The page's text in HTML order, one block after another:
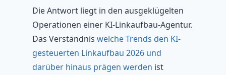
Die Antwort liegt in den ausgeklügelten
Operationen einer KI-Linkaufbau-Agentur.
Das Verständnis welche Trends den KI-
gesteuerten Linkaufbau 2026 und
darüber hinaus prägen werden ist